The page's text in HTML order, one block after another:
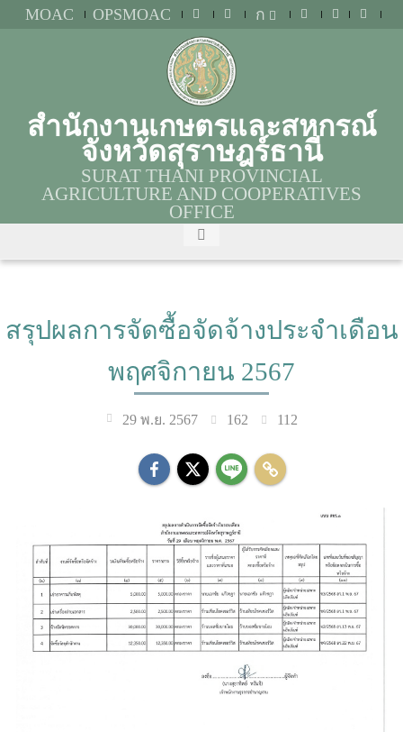
MOAC OPSMOAC ก
สำนักงานเกษตรและสหกรณ์
จังหวัดสุราษฎร์ธานี
SURAT THANI PROVINCIAL
AGRICULTURE AND COOPERATIVES
OFFICE
สรุปผลการจัดซื้อจัดจ้างประจำเดือน
พฤศจิกายน 2567
29 พ.ย. 2567 162 112